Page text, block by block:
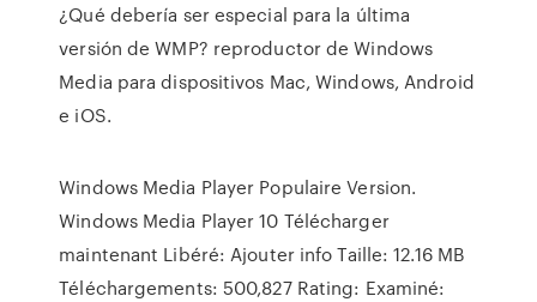
¿Qué debería ser especial para la última
versión de WMP? reproductor de Windows
Media para dispositivos Mac, Windows, Android
e iOS.
Windows Media Player Populaire Version.
Windows Media Player 10 Télécharger
maintenant Libéré: Ajouter info Taille: 12.16 MB
Téléchargements: 500,827 Rating: Examiné: